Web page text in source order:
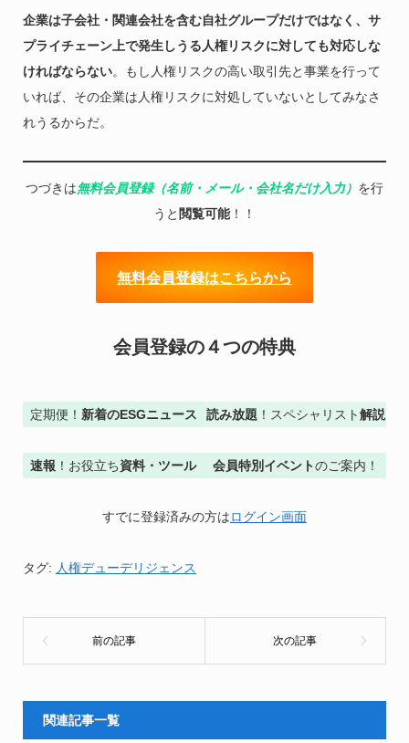
企業は子会社・関連会社を含む自社グループだけではなく、サ
プライチェーン上で発生しうる人権リスクに対しても対応しな
ければならない。もし人権リスクの高い取引先と事業を行って
いれば、その企業は人権リスクに対処していないとしてみなさ
れうるからだ。
つづきは無料会員登録（名前・メール・会社名だけ入力） を行
うと 閲覧可能！！
無料会員登録はこちらから
会員登録の４つの特典
定期便！ 新着のESGニュース 読み放題 ！スペシャリスト解説
速報 ！お役立ち資料・ツール 会員特別イベントのご案内！
すでに登録済みの方はログイン画面
タグ: 人権デューデリジェンス
関連記事一覧